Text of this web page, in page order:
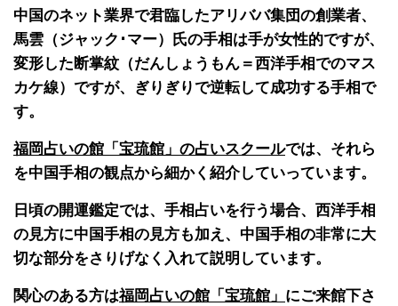
中国のネット業界で君臨したアリババ集団の創業者、
馬雲（ジャック･マー）氏の手相は手が女性的ですが、
変形した断掌紋（だんしょうもん＝西洋手相でのマス
カケ線）ですが、ぎりぎりで逆転して成功する手相で
す。
福岡占いの館「宝琉館」の占いスクールでは、それら
を中国手相の観点から細かく紹介していっています。
日頃の開運鑑定では、手相占いを行う場合、西洋手相
の見方に中国手相の見方も加え、中国手相の非常に大
切な部分をさりげなく入れて説明しています。
関心のある方は福岡占いの館「宝琉館」 にご来館下さ